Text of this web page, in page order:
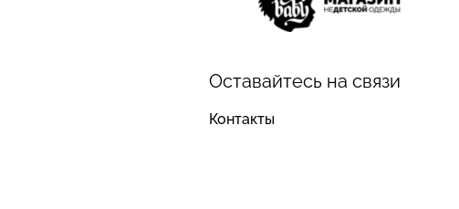
Оставайтесь на связи
Контакты